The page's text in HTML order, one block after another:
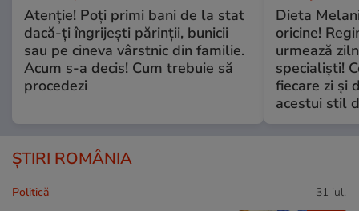
Atenție! Poți primi bani de la stat
dacă-ți îngrijești părinții, bunicii
sau pe cineva vârstnic din familie.
Acum s-a decis! Cum trebuie să
procedezi
Dieta
oricine!
urmează
specialiști!
fiecare zi și
acestui stil
ȘTIRI ROMÂNIA
Politică 31 iul.